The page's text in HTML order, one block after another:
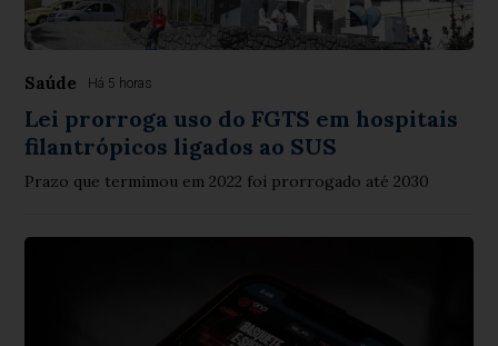
Saúde Há 5 horas
Lei prorroga uso do FGTS em hospitais
filantrópicos ligados ao SUS
Prazo que termimou em 2022 foi prorrogado até 2030